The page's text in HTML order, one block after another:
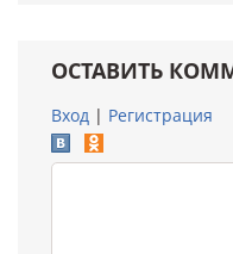
ОСТАВИТЬ
Вход | Регистрация